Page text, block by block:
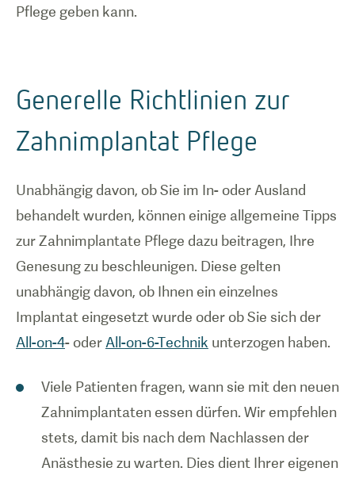
Pflege geben kann.
Generelle Richtlinien zur
Zahnimplantat Pflege
Unabhängig davon, ob Sie im In- oder Ausland
behandelt wurden, können einige allgemeine Tipps
zur Zahnimplantate Pflege dazu beitragen, Ihre
Genesung zu beschleunigen. Diese gelten
unabhängig davon, ob Ihnen ein einzelnes
Implantat eingesetzt wurde oder ob Sie sich der
All-on-4- oder All-on-6-Technik unterzogen haben.
Viele Patienten fragen, wann sie mit den neuen
Zahnimplantaten essen dürfen. Wir empfehlen
stets, damit bis nach dem Nachlassen der
Anästhesie zu warten. Dies dient Ihrer eigenen